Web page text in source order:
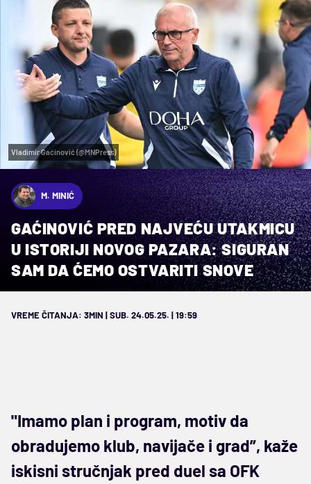
Vladimir Gaćinović (@MNPress)
M. MINIĆ
GAĆINOVIĆ PRED NAJVEĆU UTAKMICU
U ISTORIJI NOVOG PAZARA: SIGURAN
SAM DA ĆEMO OSTVARITI SNOVE
VREME ČITANJA: 3MIN | SUB. 24.05.25. | 19:59
"Imamo plan i program, motiv da
obradujemo klub, navijače i grad”, kaže
iskisni stručnjak pred duel sa OFK